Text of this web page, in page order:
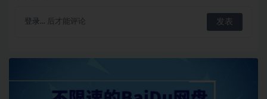
登录... 后才能评论